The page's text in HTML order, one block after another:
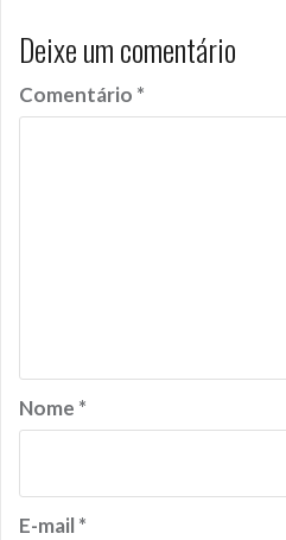
Deixe um comentário
Comentário *
Nome *
E-mail*